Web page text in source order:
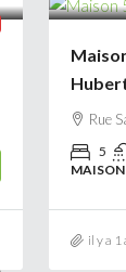
Rue
5
MAISON
il y a 1